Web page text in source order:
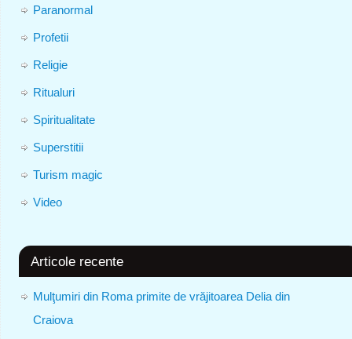
Paranormal
Profetii
Religie
Ritualuri
Spiritualitate
Superstitii
Turism magic
Video
Articole recente
Mulţumiri din Roma primite de vrăjitoarea Delia din
Craiova